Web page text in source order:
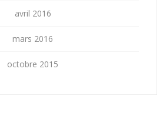
avril 2016
mars 2016
octobre 2015